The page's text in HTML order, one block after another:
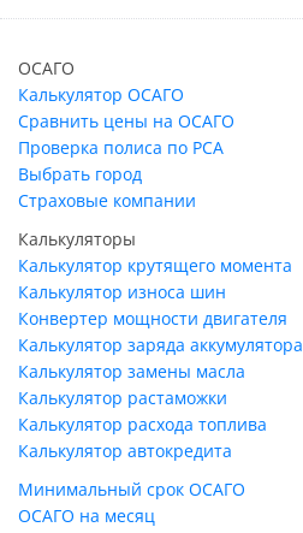
ОСАГО
Калькулятор ОСАГО
Сравнить цены на ОСАГО
Проверка полиса по РСА
Выбрать город
Страховые компании
Калькуляторы
Калькулятор крутящего момента
Калькулятор износа шин
Конвертер мощности двигателя
Калькулятор заряда аккумулятора
Калькулятор замены масла
Калькулятор растаможки
Калькулятор расхода топлива
Калькулятор автокредита
Минимальный срок ОСАГО
ОСАГО на месяц